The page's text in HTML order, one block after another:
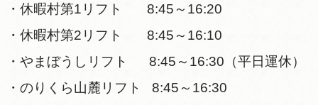
・休暇村第1リフト 8:45～16:20
・休暇村第2リフト 8:45～16:10
・やまぼうしリフト 8:45～16:30（平日運休）
・のりくら山麓リフト 8:45～16:30